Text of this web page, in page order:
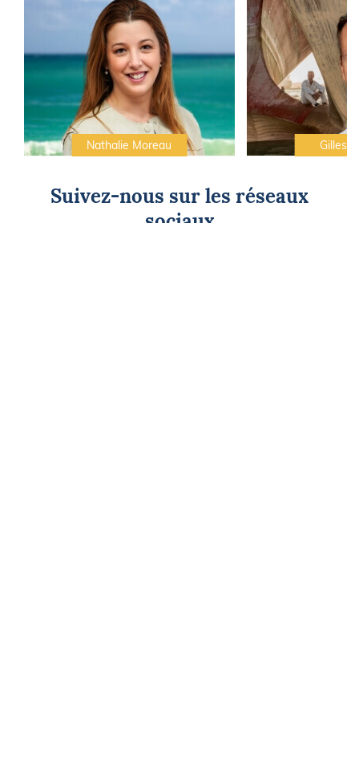
Nathalie Moreau Gilles
Suivez-nous sur les réseaux
sociaux